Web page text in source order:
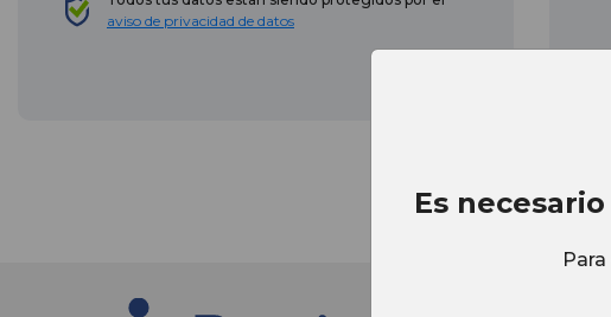
aviso de privacidad de datos
Es